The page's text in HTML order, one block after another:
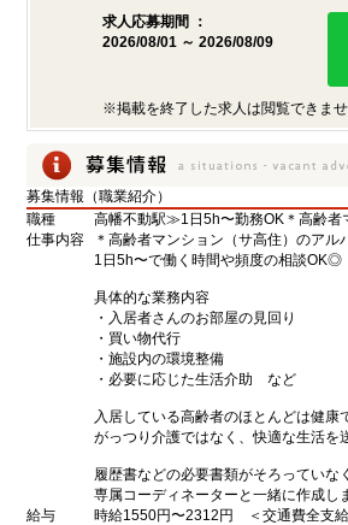
求人応募期間 ：
2026/08/01 ～ 2026/08/09
※掲載を終了した求人は閲覧できま
募集情報（職業紹介）
職種
高幡不動駅≫1日5h〜勤務OK＊高齢者
仕事内容
＊高齢者マンション（サ高住）のアル
1日5h〜で働く時間や頻度の相談OK◎
具体的な業務内容
・入居者さんのお部屋の見回り
・買い物代行
・施設内の環境整備
・必要に応じた生活介助 など
入居している高齢者のほとんどは健康
がっつり介護ではなく、快適な生活を
履歴書などの必要書類がそろってい
専属コーディネーターと一緒に作成し
給与
時給1550円〜2312円 ＜交通費全支給